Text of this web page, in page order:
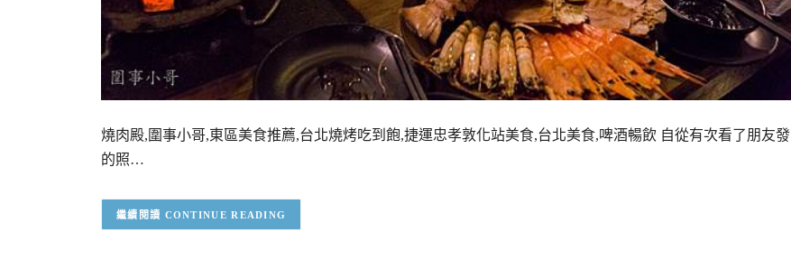
燒肉殿,圍事小哥,東區美食推薦,台北燒烤吃到飽,捷運忠孝敦化站美食,台北美食,啤酒暢飲 自從有次看了朋友發
的照…
CONTINUE READING